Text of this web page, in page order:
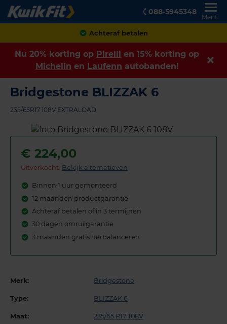
088-5945348
Menu
Achteraf betalen
Nu 20% korting op Pirelli en 15% korting op
Michelin en Laufenn autobanden!
Bridgestone BLIZZAK 6
235/65R17 108V EXTRALOAD
€ 224,00
Uitverkocht: Bekijk alternatieven
Binnen 1 uur gemonteerd
12 maanden productgarantie
Achteraf betalen of in 3 termijnen
30 dagen omruilgarantie
3 maanden gratis herbalanceren
Merk: Bridgestone
Type: BLIZZAK 6
Maat: 235/65 R17 108V